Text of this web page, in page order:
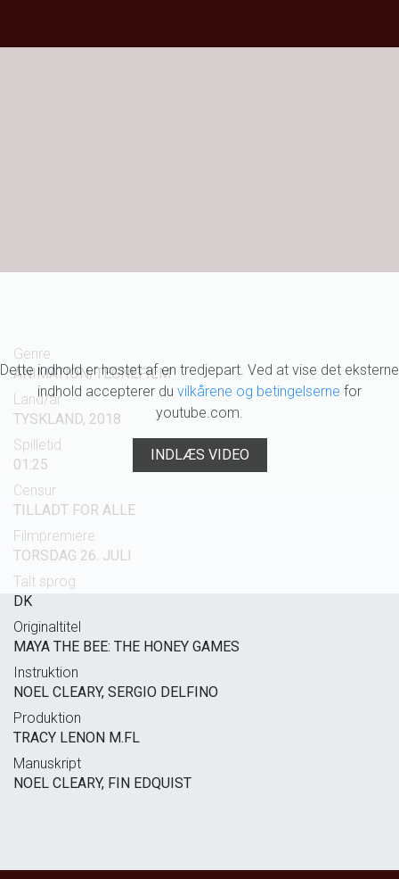
Dette indhold er hostet af en tredjepart. Ved at vise det eksterne
indhold accepterer du vilkårene og betingelserne for
youtube.com.
INDLÆS VIDEO
Genre
ANIMATION/TEGNEFILM
Land/år
TYSKLAND, 2018
Spilletid
01:25
Censur
TILLADT FOR ALLE
Filmpremiere
TORSDAG 26. JULI
Talt sprog
DK
Originaltitel
MAYA THE BEE: THE HONEY GAMES
Instruktion
NOEL CLEARY, SERGIO DELFINO
Produktion
TRACY LENON M.FL
Manuskript
NOEL CLEARY, FIN EDQUIST